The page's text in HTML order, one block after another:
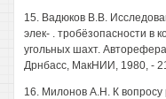
15. Вадюков В.В.
элек- . тробёзопасности в
угольных шахт.
Дрнбасс, МакНИИ, 1980, -
16. Милонов А.Н. К вопросу